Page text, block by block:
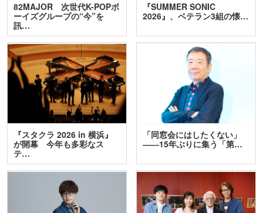
82MAJOR 次世代K-POPボ
ーイズグループの“今”を
訊…
『SUMMER SONIC
2026』、ベテラン3組の懐…
『スタクラ 2026 in 横浜』
が開幕 今年も多彩なス
テ…
「同窓会にはしたくない」
――15年ぶりに集う「第…